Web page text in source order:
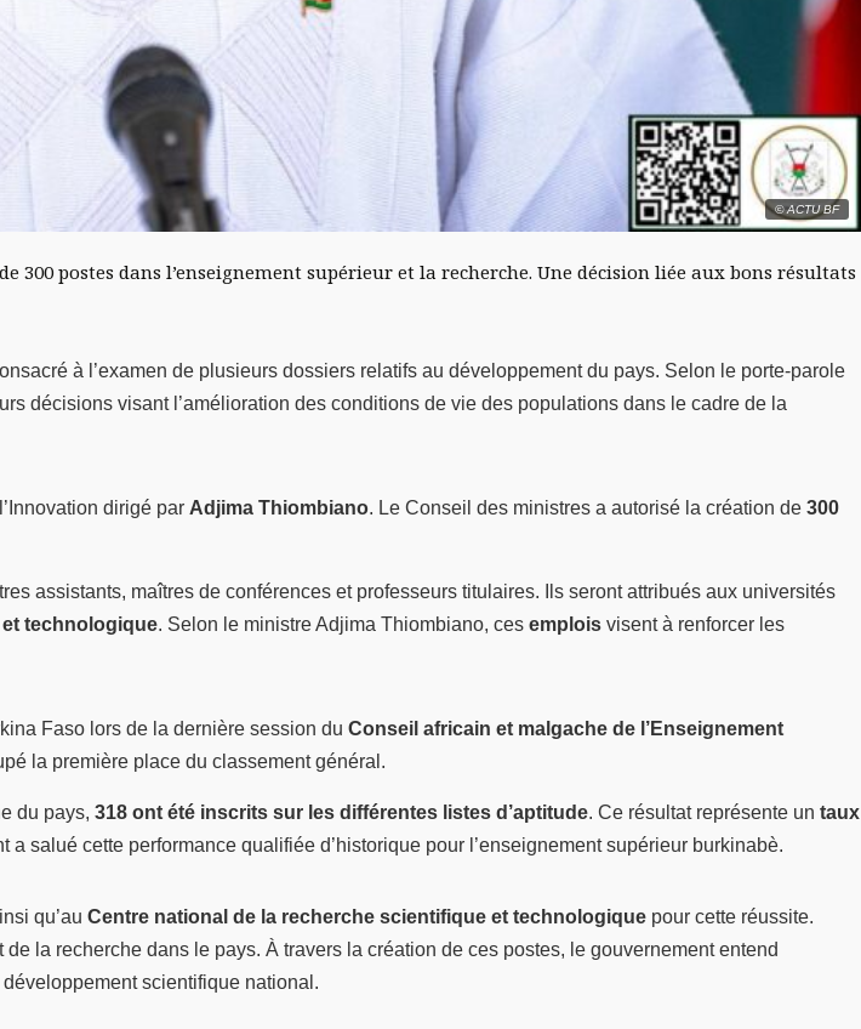
© ACTU BF
postes dans l’enseignement supérieur et la recherche. Une décision liée aux bons résultats
à l’examen de plusieurs dossiers relatifs au développement du pays. Selon le porte-parole
décisions visant l’amélioration des conditions de vie des populations dans le cadre de la
dirigé par Adjima Thiombiano. Le Conseil des ministres a autorisé la création de 300
assistants, maîtres de conférences et professeurs titulaires. Ils seront attribués aux universités
technologique. Selon le ministre Adjima Thiombiano, ces emplois visent à renforcer les
Faso lors de la dernière session du Conseil africain et malgache de l’Enseignement
la première place du classement général.
du pays, 318 ont été inscrits sur les différentes listes d’aptitude. Ce résultat représente un taux
a salué cette performance qualifiée d’historique pour l’enseignement supérieur burkinabè.
qu’au Centre national de la recherche scientifique et technologique pour cette réussite.
la recherche dans le pays. À travers la création de ces postes, le gouvernement entend
scientifique national.